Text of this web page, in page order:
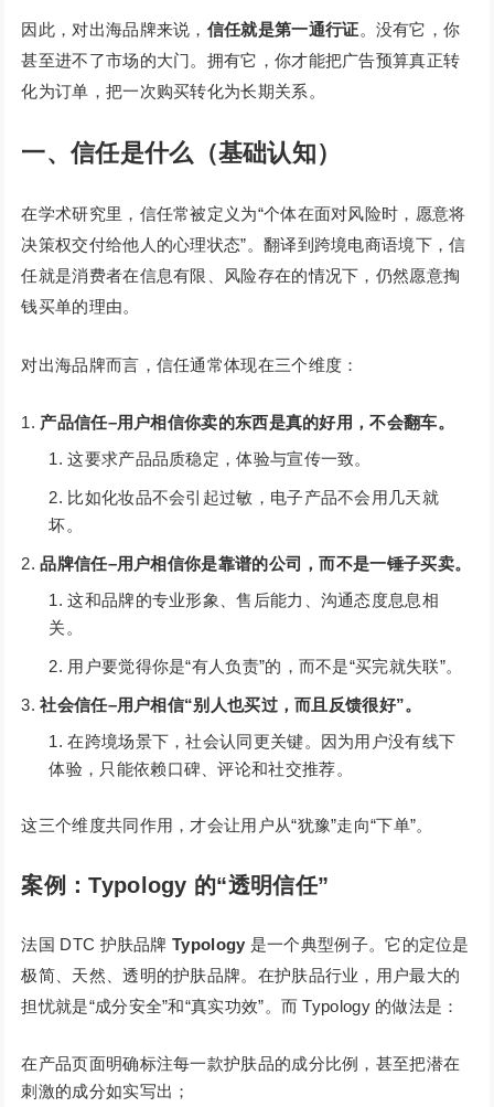
因此，对出海品牌来说， 信任就是第一通行证。没有它，你
甚至进不了市场的大门。拥有它，你才能把广告预算真正转
化为订单，把一次购买转化为长期关系。
一、信任是什么（基础认知）
在学术研究里，信任常被定义为“个体在面对风险时，愿意将
决策权交付给他人的心理状态”。翻译到跨境电商语境下，信
任就是消费者在信息有限、风险存在的情况下，仍然愿意掏
钱买单的理由。
对出海品牌而言，信任通常体现在三个维度：
产品信任–用户相信你卖的东西是真的好用，不会翻车。
这要求产品品质稳定，体验与宣传一致。
比如化妆品不会引起过敏，电子产品不会用几天就
坏。
品牌信任–用户相信你是靠谱的公司，而不是一锤子买卖。
这和品牌的专业形象、售后能力、沟通态度息息相
关。
用户要觉得你是“有人负责”的，而不是“买完就失联”。
社会信任–用户相信“别人也买过，而且反馈很好”。
在跨境场景下，社会认同更关键。因为用户没有线下
体验，只能依赖口碑、评论和社交推荐。
这三个维度共同作用，才会让用户从“犹豫”走向“下单”。
案例：Typology 的“透明信任”
法国 DTC 护肤品牌Typology 是一个典型例子。它的定位是
极简、天然、透明的护肤品牌。在护肤品行业，用户最大的
担忧就是“成分安全”和“真实功效”。而 Typology 的做法是：
在产品页面明确标注每一款护肤品的成分比例，甚至把潜在
刺激的成分如实写出；